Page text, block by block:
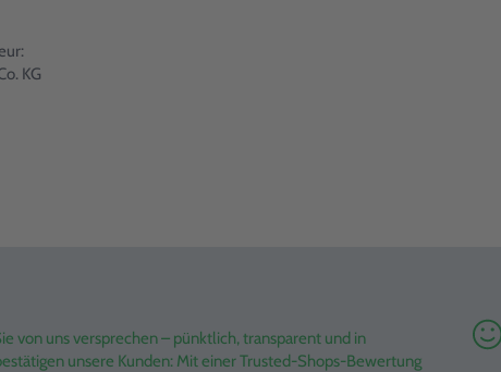
KG
von uns versprechen – pünktlich, transparent und in
unsere Kunden: Mit einer Trusted-Shops-Bewertung